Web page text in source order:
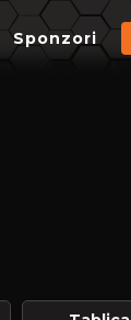
Sponzori